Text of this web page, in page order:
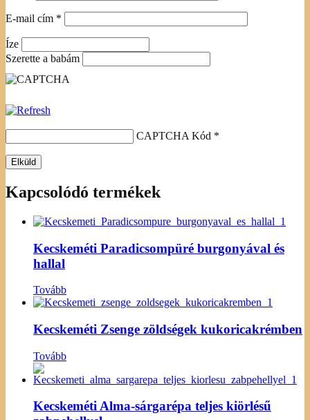
E-mail cím *
Íze
Szerette a babám
CAPTCHA Kód *
Kapcsolódó termékek
Kecskeméti Paradicsompüré burgonyával és
hallal
Tovább
Kecskeméti Zsenge zöldségek kukoricakrémben
Tovább
Kecskeméti Alma-sárgarépa teljes kiörlésű